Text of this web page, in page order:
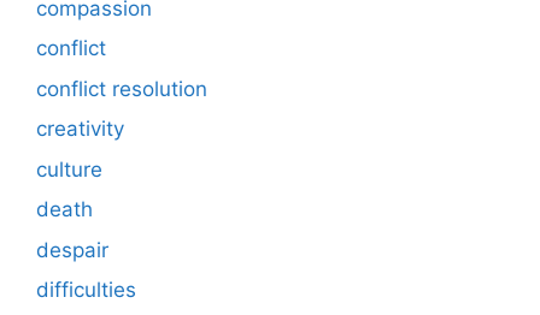
compassion
conflict
conflict resolution
creativity
culture
death
despair
difficulties